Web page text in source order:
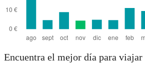
Encuentra el mejor día para